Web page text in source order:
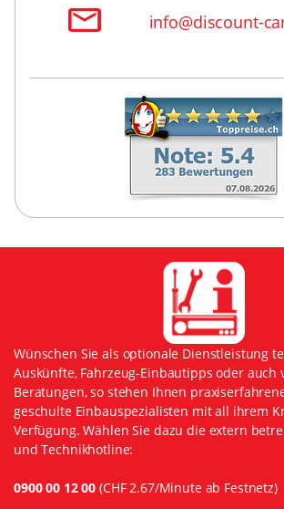
info@discount-
Wünschen Sie als optionale Dienstleistung
Auskünfte, Fahrzeug-Einbautipps oder auch
Beratungen, so stehen Ihnen
geschulte Einbauspezialisten mit all ihrem
Verfügung. Wählen Sie dazu die extern
und Technikhotline:
0900 00 12 00 (CHF 2.67/Minute ab Festnetz)